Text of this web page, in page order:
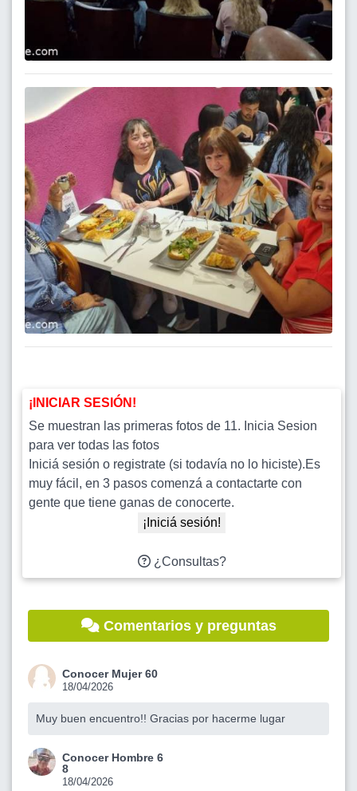
¡INICIAR SESIÓN!
Se muestran las primeras fotos de 11. Inicia Sesion
para ver todas las fotos
Iniciá sesión o registrate (si todavía no lo hiciste).Es
muy fácil, en 3 pasos comenzá a contactarte con
gente que tiene ganas de conocerte.
¡Iniciá sesión!
¿Consultas?
Comentarios y preguntas
Conocer Mujer 60
18/04/2026
Muy buen encuentro!! Gracias por hacerme lugar
Conocer Hombre 6
8
18/04/2026